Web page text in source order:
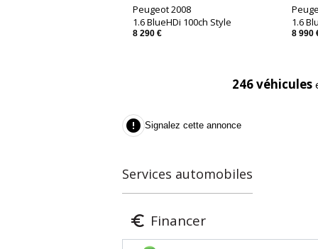
Peugeot 2008
1.6 BlueHDi 100ch Style
8 290 €
1.6
8 990
246 véhicules
 Signalez cette annonce
Services automobiles
 Financer